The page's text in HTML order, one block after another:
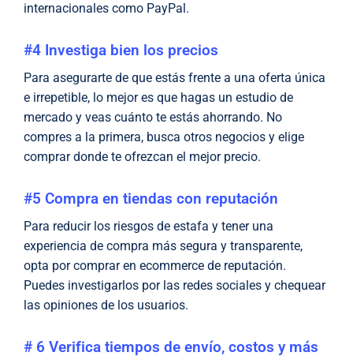
internacionales como PayPal.
#4 Investiga bien los precios
Para asegurarte de que estás frente a una oferta única
e irrepetible, lo mejor es que hagas un estudio de
mercado y veas cuánto te estás ahorrando. No
compres a la primera, busca otros negocios y elige
comprar donde te ofrezcan el mejor precio.
#5 Compra en tiendas con reputación
Para reducir los riesgos de estafa y tener una
experiencia de compra más segura y transparente,
opta por comprar en ecommerce de reputación.
Puedes investigarlos por las redes sociales y chequear
las opiniones de los usuarios.
# 6 Verifica tiempos de envío, costos y más